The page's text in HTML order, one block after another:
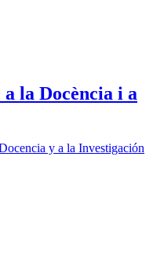
la Docència i a
y a la Investigación